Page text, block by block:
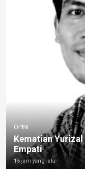
OPINI
Kematian
Empati
15 jam yang lalu